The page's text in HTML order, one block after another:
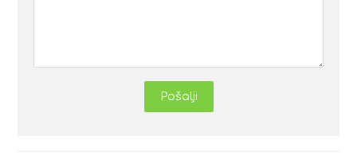
Pošalji